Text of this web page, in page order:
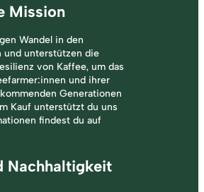
Mission
Wandel in den
und unterstützen die
von Kaffee, um das
und ihrer
Generationen
Kauf unterstützt du uns
findest du auf
Nachhaltigkeit